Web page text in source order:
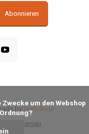
Abonnieren
Sitemap
by Webdinge